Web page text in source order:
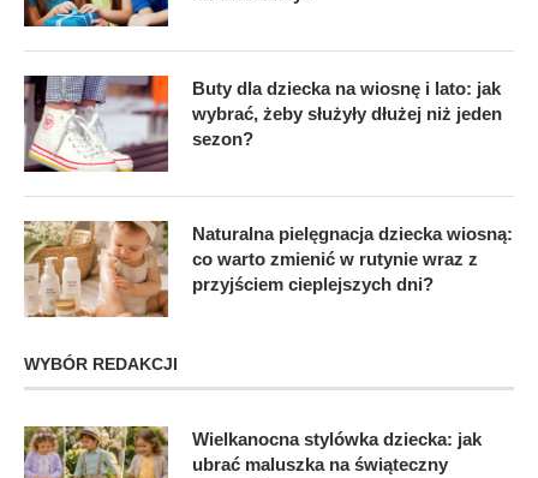
Buty dla dziecka na wiosnę i lato: jak
wybrać, żeby służyły dłużej niż jeden
sezon?
Naturalna pielęgnacja dziecka wiosną:
co warto zmienić w rutynie wraz z
przyjściem cieplejszych dni?
WYBÓR REDAKCJI
Wielkanocna stylówka dziecka: jak
ubrać maluszka na świąteczny